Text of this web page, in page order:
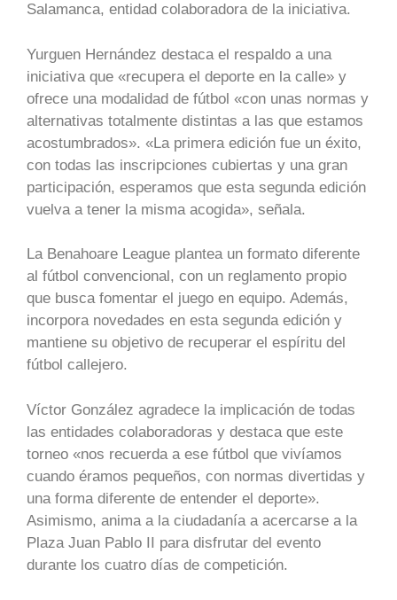
Salamanca, entidad colaboradora de la iniciativa.
Yurguen Hernández destaca el respaldo a una
iniciativa que «recupera el deporte en la calle» y
ofrece una modalidad de fútbol «con unas normas y
alternativas totalmente distintas a las que estamos
acostumbrados». «La primera edición fue un éxito,
con todas las inscripciones cubiertas y una gran
participación, esperamos que esta segunda edición
vuelva a tener la misma acogida», señala.
La Benahoare League plantea un formato diferente
al fútbol convencional, con un reglamento propio
que busca fomentar el juego en equipo. Además,
incorpora novedades en esta segunda edición y
mantiene su objetivo de recuperar el espíritu del
fútbol callejero.
Víctor González agradece la implicación de todas
las entidades colaboradoras y destaca que este
torneo «nos recuerda a ese fútbol que vivíamos
cuando éramos pequeños, con normas divertidas y
una forma diferente de entender el deporte».
Asimismo, anima a la ciudadanía a acercarse a la
Plaza Juan Pablo II para disfrutar del evento
durante los cuatro días de competición.